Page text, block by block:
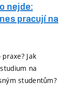
nejde:
pracují na
Jak
na
studentům?